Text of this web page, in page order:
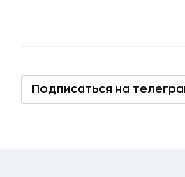
Подписаться на